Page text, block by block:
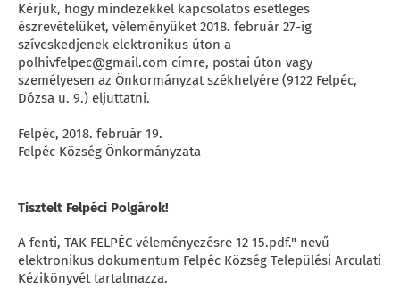
Kérjük, hogy mindezekkel kapcsolatos esetleges
észrevételüket, véleményüket 2018. február 27-ig
szíveskedjenek elektronikus úton a
polhivfelpec@gmail.com címre, postai úton vagy
személyesen az Önkormányzat székhelyére (9122 Felpéc,
Dózsa u. 9.) eljuttatni.
Felpéc, 2018. február 19.
Felpéc Község Önkormányzata
Tisztelt Felpéci Polgárok!
A fenti, TAK FELPÉC véleményezésre 12 15.pdf." nevű
elektronikus dokumentum Felpéc Község Települési Arculati
Kézikönyvét tartalmazza.